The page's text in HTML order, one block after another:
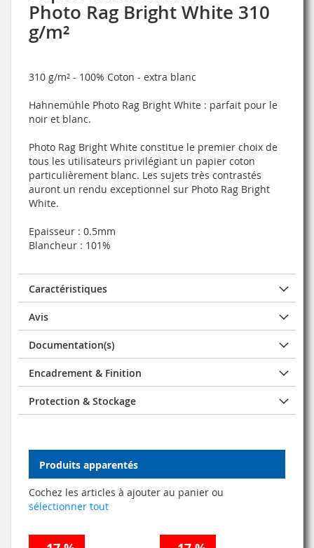
Photo Rag Bright White 310
g/m²
310 g/m² - 100% Coton - extra blanc
Hahnemühle Photo Rag Bright White : parfait pour le
noir et blanc.
Photo Rag Bright White constitue le premier choix de
tous les utilisateurs privilégiant un papier coton
particulièrement blanc. Les sujets très contrastés
auront un rendu exceptionnel sur Photo Rag Bright
White.
Epaisseur : 0.5mm
Blancheur : 101%
Caractéristiques
Avis
Documentation(s)
Encadrement & Finition
Protection & Stockage
Produits apparentés
Cochez les articles à ajouter au panier ou
sélectionner tout